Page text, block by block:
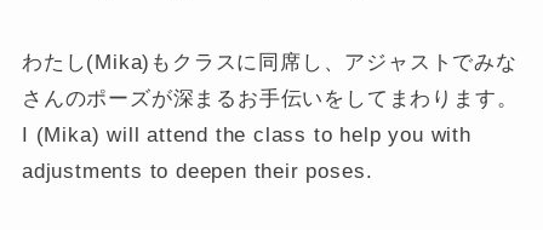
わたし(Mika)もクラスに同席し、アジャストでみな
さんのポーズが深まるお手伝いをしてまわります。
I (Mika) will attend the class to help you with
adjustments to deepen their poses.